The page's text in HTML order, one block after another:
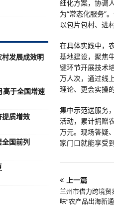
细化方案，协调
为“常态化服务”
以包片包村、进
在具体实践中，
基地建设，聚焦
键环节开展技术
万人次，通过线
理论、更会实操
集中示范送服务
活动，累计捐赠
万元。现场答疑
家门口就能享受
上一篇
兰州市借力跨境贸
味”农产品出海新
发展成效明
高于全国增速
质增效
国前列